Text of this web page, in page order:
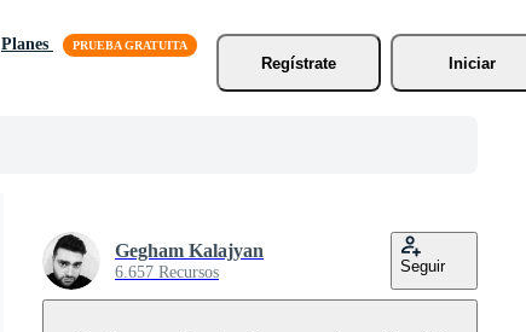
Planes
Regístrate
Iniciar
Gegham Kalajyan
6.657 Recursos Seguir